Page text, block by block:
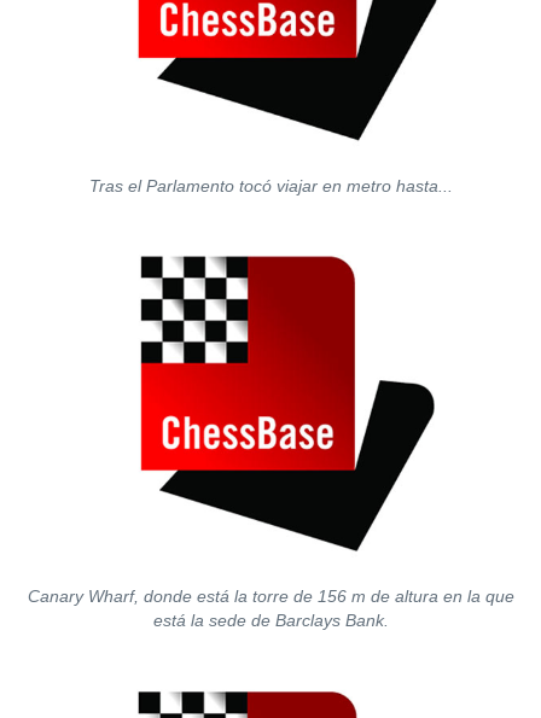
Tras el Parlamento tocó viajar en metro hasta...
Canary Wharf, donde está la torre de 156 m de altura en la que
está la sede de Barclays Bank.